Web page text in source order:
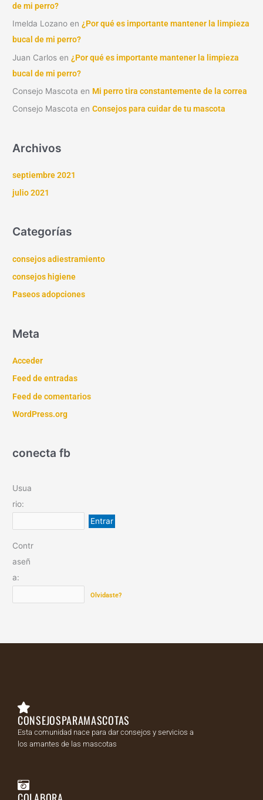
de mi perro?
Imelda Lozano en¿Por qué es importante mantener la limpieza
bucal de mi perro?
Juan Carlos en¿Por qué es importante mantener la limpieza
bucal de mi perro?
Consejo Mascota en Mi perro tira constantemente de la correa
Consejo Mascota enConsejos para cuidar de tu mascota
Archivos
septiembre 2021
julio 2021
Categorías
consejos adiestramiento
consejos higiene
Paseos adopciones
Meta
Acceder
Feed de entradas
Feed de comentarios
WordPress.org
conecta fb
Usua
rio:
Contr
aseñ
a:
Olvidaste?
CONSEJOSPARAMASCOTAS
Esta comunidad nace para dar consejos y servicios a
los amantes de las mascotas